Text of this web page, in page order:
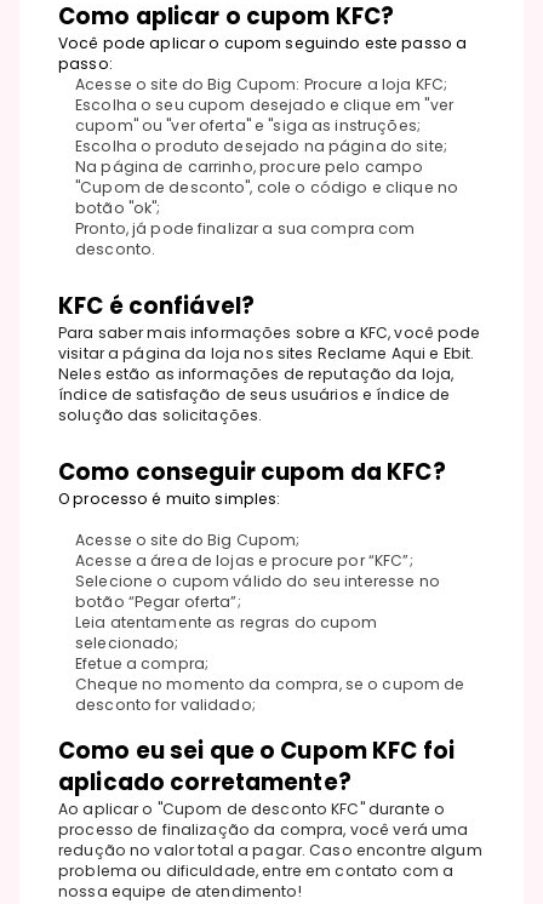
Como aplicar o cupom KFC?
Você pode aplicar o cupom seguindo este passo a
passo:
Acesse o site do Big Cupom: Procure a loja KFC;
Escolha o seu cupom desejado e clique em "ver
cupom" ou "ver oferta" e "siga as instruções;
Escolha o produto desejado na página do site;
Na página de carrinho, procure pelo campo
"Cupom de desconto", cole o código e clique no
botão "ok";
Pronto, já pode finalizar a sua compra com
desconto.
KFC é confiável?
Para saber mais informações sobre a KFC, você pode
visitar a página da loja nos sites Reclame Aqui e Ebit.
Neles estão as informações de reputação da loja,
índice de satisfação de seus usuários e índice de
solução das solicitações.
Como conseguir cupom da KFC?
O processo é muito simples:
Acesse o site do Big Cupom;
Acesse a área de lojas e procure por “KFC”;
Selecione o cupom válido do seu interesse no
botão “Pegar oferta”;
Leia atentamente as regras do cupom
selecionado;
Efetue a compra;
Cheque no momento da compra, se o cupom de
desconto for validado;
Como eu sei que o Cupom KFC foi
aplicado corretamente?
Ao aplicar o "Cupom de desconto KFC" durante o
processo de finalização da compra, você verá uma
redução no valor total a pagar. Caso encontre algum
problema ou dificuldade, entre em contato com a
nossa equipe de atendimento!